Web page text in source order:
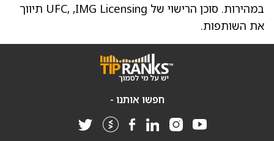
במהירות. סוכן הרישוי של UFC, ,IMG Licensing תיווך
את השותפות.
חפשו אותנו -